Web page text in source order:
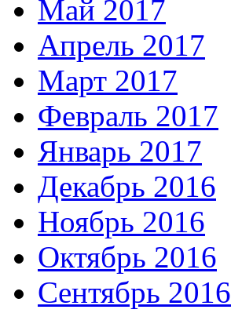
Май 2017
Апрель 2017
Март 2017
Февраль 2017
Январь 2017
Декабрь 2016
Ноябрь 2016
Октябрь 2016
Сентябрь 2016